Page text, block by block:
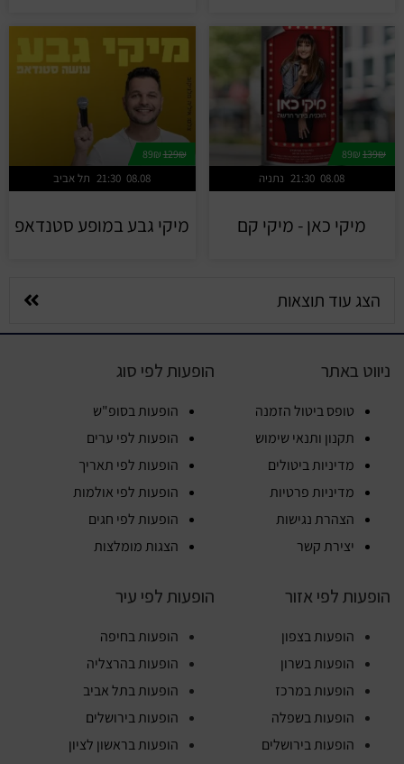
139₪
נתניה 21:30 08.08
מיקי כאן - מיקי קם
129₪
89₪
תל אביב 21:30 08.08
מיקי גבע במופע סטנדאפ
הצג עוד תוצאות
ניווט באתר
טופס ביטול הזמנה
תקנון ותנאי שימוש
מדיניות ביטולים
מדיניות פרטיות
הצהרת נגישות
יצירת קשר
הופעות לפי סוג
הופעות בסופ"ש
הופעות לפי ערים
הופעות לפי תאריך
הופעות לפי אולמות
הופעות לפי חגים
הצגות מומלצות
הופעות לפי אזור
הופעות בצפון
הופעות בשרון
הופעות במרכז
הופעות בשפלה
הופעות בירושלים
הופעות לפי עיר
הופעות בחיפה
הופעות בהרצליה
הופעות בתל אביב
הופעות בירושלים
הופעות בראשון לציון